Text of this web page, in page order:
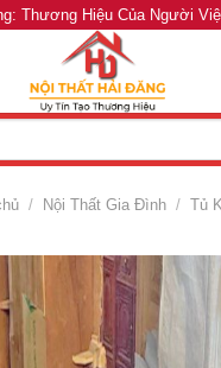
Thương Hiệu Của Người
/ Nội Thất Gia Đình / Tủ